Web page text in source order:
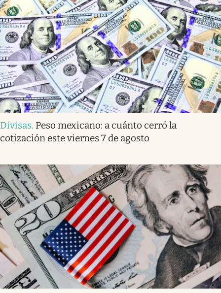
Divisas. Peso mexicano: a cuánto cerró la
cotización este viernes 7 de agosto